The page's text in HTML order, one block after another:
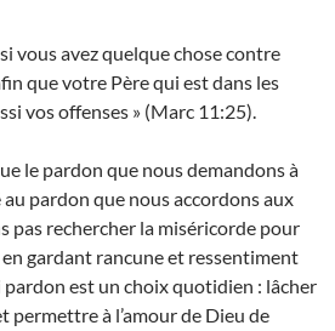
vous avez quelque chose contre
que votre Père qui est dans les
vos offenses » (Marc 11:25).
le pardon que nous demandons à
pardon que nous accordons aux
pas rechercher la miséricorde pour
gardant rancune et ressentiment
est un choix quotidien : lâcher
permettre à l’amour de Dieu de